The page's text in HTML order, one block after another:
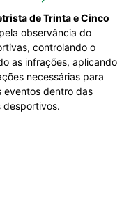
de Trinta e Cinco
observância do
controlando o
as infrações, aplicando
necessárias para
eventos dentro das
desportivos.